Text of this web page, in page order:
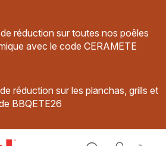
réduction sur toutes nos poêles
avec le code CERAMETE
réduction sur les planchas, grills et
BBQETE26